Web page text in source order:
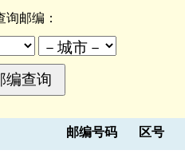
询邮编：
邮编号码 区号